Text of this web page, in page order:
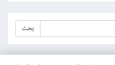
بحث